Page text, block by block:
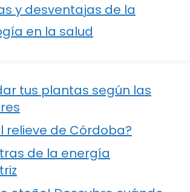
y desventajas de la
en la salud
tus plantas según las
relieve de Córdoba?
de la energía